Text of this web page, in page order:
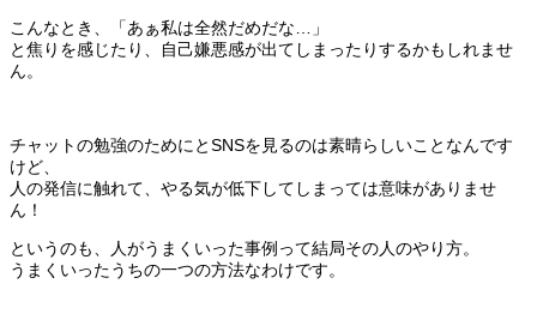
こんなとき、「あぁ私は全然だめだな…」
と焦りを感じたり、自己嫌悪感が出てしまったりするかもしれませ
ん。
チャットの勉強のためにとSNSを見るのは素晴らしいことなんです
けど、
人の発信に触れて、やる気が低下してしまっては意味がありませ
ん！
というのも、人がうまくいった事例って結局その人のやり方。
うまくいったうちの一つの方法なわけです。